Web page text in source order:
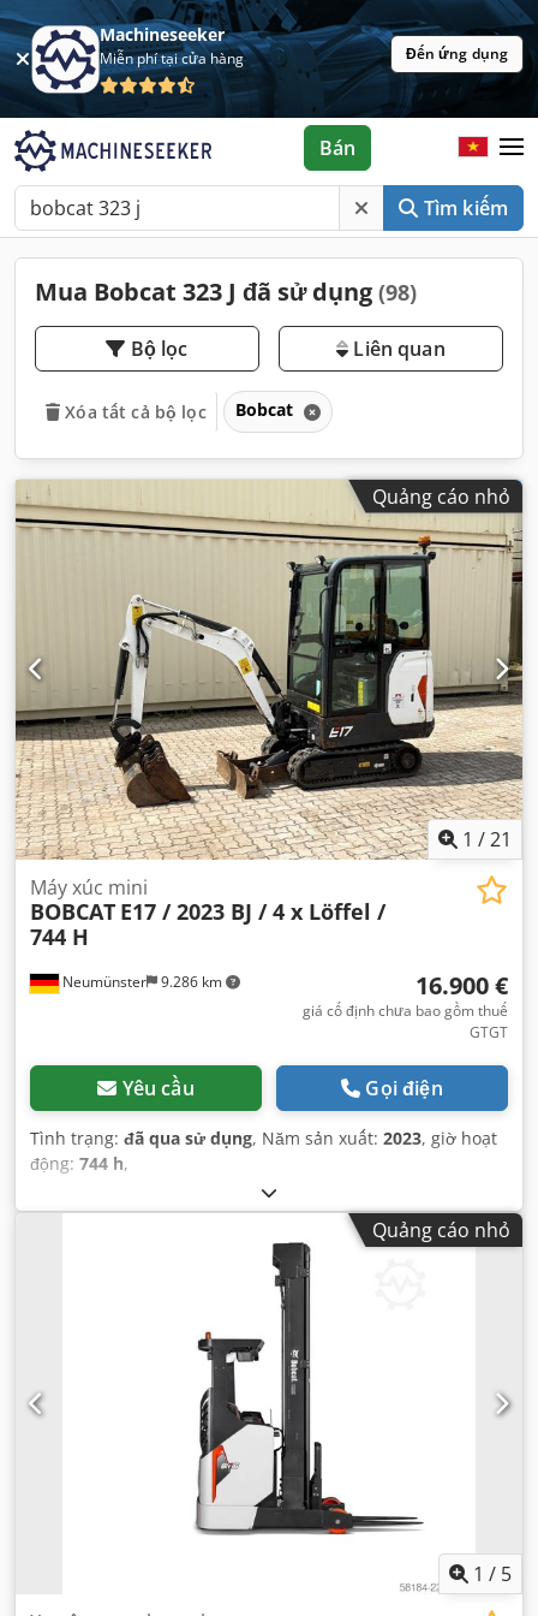
Machineseeker
Miễn phí tại cửa hàng Đến ứng dụng
Tìm kiếm
Bán
Mua Bobcat 323 J đã sử dụng (98)
Bộ lọc Liên quan
Xóa tất cả bộ lọc Bobcat
Quảng cáo nhỏ
1 /21
Neumünster 9.286 km
Máy xúc mini
BOBCAT E17 / 2023 BJ / 4 x Löffel /
744 H
16.900 €
giá cố định chưa bao gồm thuế
GTGT
Yêu cầu Gọi điện
Tình trạng: đã qua sử dụng, Năm sản xuất: 2023, giờ hoạt
động: 744 h,
Quảng cáo nhỏ
1 / 5